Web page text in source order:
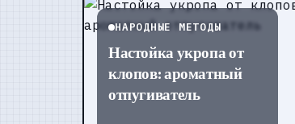
НАРОДНЫЕ МЕТОДЫ
Настойка укропа от
клопов: ароматный
отпугиватель